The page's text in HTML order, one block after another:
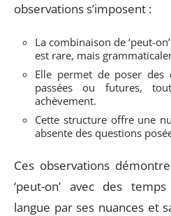
observations s’imposent :
La combinaison de ‘peut-
est rare, mais
Elle permet de poser des
passées ou futures,
achèvement.
Cette structure offre une
absente des questions
Ces observations
‘peut-on’ avec des
langue par ses nuances et